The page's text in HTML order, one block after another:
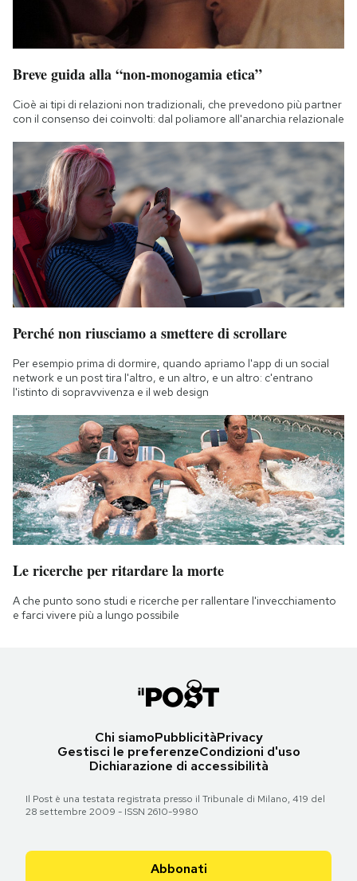
Breve guida alla “non-monogamia etica”
Cioè ai tipi di relazioni non tradizionali, che prevedono più partner
con il consenso dei coinvolti: dal poliamore all'anarchia relazionale
Perché non riusciamo a smettere di scrollare
Per esempio prima di dormire, quando apriamo l'app di un social
network e un post tira l'altro, e un altro, e un altro: c'entrano
l'istinto di sopravvivenza e il web design
Le ricerche per ritardare la morte
A che punto sono studi e ricerche per rallentare l'invecchiamento
e farci vivere più a lungo possibile
Chi siamoPubblicitàPrivacy
Gestisci le preferenzeCondizioni d'uso
Dichiarazione di accessibilità
Il Post è una testata registrata presso il Tribunale di Milano, 419 del
28 settembre 2009 - ISSN 2610-9980
Abbonati